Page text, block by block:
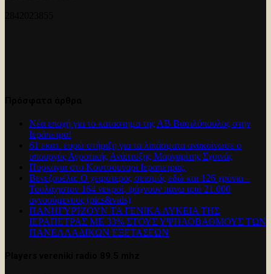
Νέα εποχή για το καταστημα της ΑΒ Βασιλόπουλος στην
Ιεράπετρα!
61 εκατ. ευρώ στήριξη για τα λιπάσματα ανακοίνωσε ο
υπουργός Αγροτικής Ανάπτυξης Μαργαρίτης Σχοινάς
Πυρκαγια στο Κουτσουναρι Ιεραπετρας.
Βενεζουέλα: Ο χειρότερος σεισμός εδώ και 126 χρόνια –
Τουλάχιστον 164 νεκροί, ψάχνουν πάνω από 21.000
αγνοούμενους (pics&vids)
ΠΑΝΗΓΥΡΊΖΟΥΝ ΤΑ ΓΕΝΙΚΑ ΛΥΚΕΙΑ ΤΗΣ
ΙΕΡΑΠΕΤΡΑΣ ΜΕ 33% ΣΤΟΥΣ ΥΨΗΛΟΒΑΘΜΟΥΣ ΤΩΝ
ΠΑΝΕΛΛΑΔΙΚΩΝ ΕΞΕΤΑΣΕΩΝ